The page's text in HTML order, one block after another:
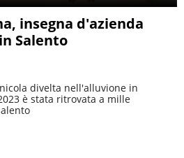
insegna d'azienda
Salento
divelta nell'alluvione in
è stata ritrovata a mille